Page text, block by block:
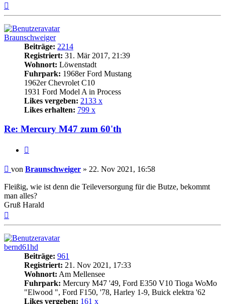
Braunschweiger
Beiträge: 2214
Registriert: 31. Mär 2017, 21:39
Wohnort: Löwenstadt
Fuhrpark: 1968er Ford Mustang
1962er Chevrolet C10
1931 Ford Model A in Process
Likes vergeben: 2133 x
Likes erhalten: 799 x
Re: Mercury M47 zum 60'th
Beitrag
von Braunschweiger » 22. Nov 2021, 16:58
Fleißig, wie ist denn die Teileversorgung für die Butze, bekommt
man alles?
Gruß Harald
bernd61hd
Beiträge: 961
Registriert: 21. Nov 2021, 17:33
Wohnort: Am Mellensee
Fuhrpark: Mercury M47 '49, Ford E350 V10 Tioga WoMo
"Elwood ", Ford F150, '78, Harley 1-9, Buick elektra '62
Likes vergeben: 161 x